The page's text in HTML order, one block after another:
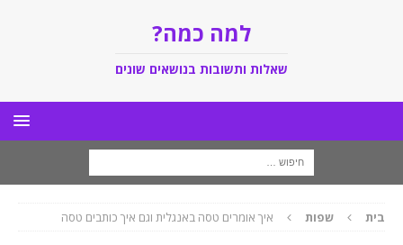
למה כמה?
שאלות ותשובות בנושאים שונים
בית שפות איך אומרים טסה באנגלית וגם איך כותבים טסה